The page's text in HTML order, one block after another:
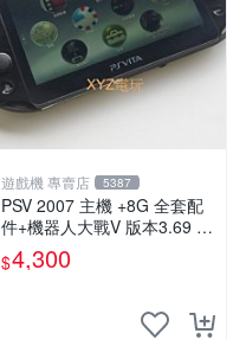
遊戲機 專賣店 5387
PSV 2007 主機 +8G 全套配
件+機器人大戰V 版本3.69 P
$4,300